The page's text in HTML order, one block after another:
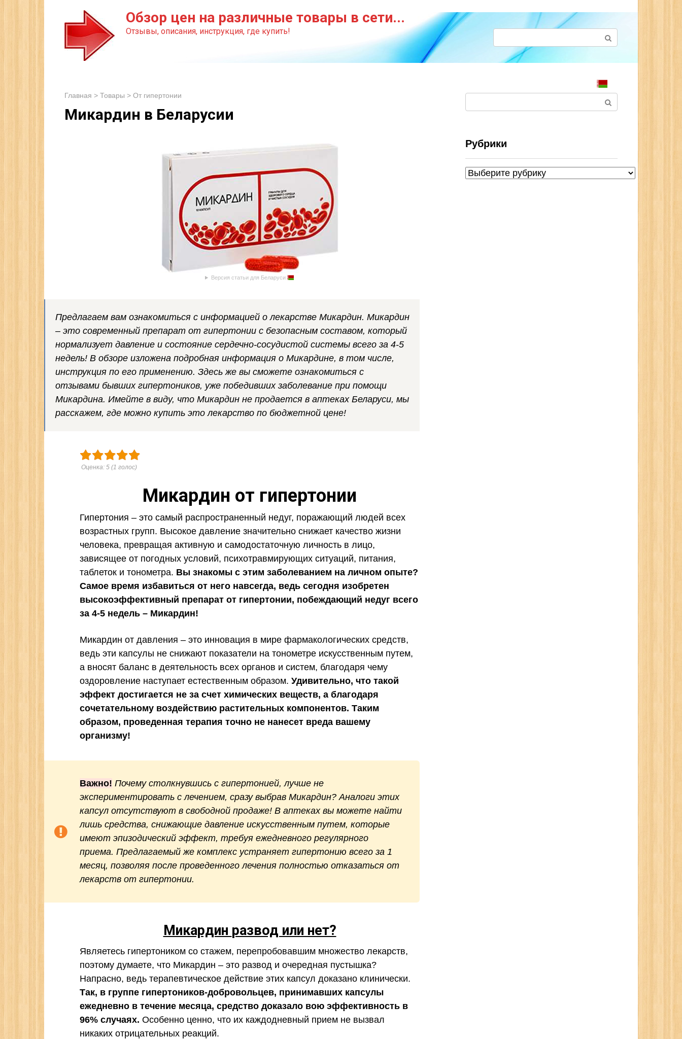
Обзор цен на различные товары в сети...
Отзывы, описания, инструкция, где купить!
Главная > Товары > От гипертонии
Микардин в Беларусии
Версия статьи для Беларуси
Предлагаем вам ознакомиться с информацией о лекарстве Микардин. Микардин
– это современный препарат от гипертонии с безопасным составом, который
нормализует давление и состояние сердечно-сосудистой системы всего за 4-5
недель! В обзоре изложена подробная информация о Микардине, в том числе,
инструкция по его применению. Здесь же вы сможете ознакомиться с
отзывами бывших гипертоников, уже победивших заболевание при помощи
Микардина. Имейте в виду, что Микардин не продается в аптеках Беларуси, мы
расскажем, где можно купить это лекарство по бюджетной цене!
Оценка: 5 (1 голос)
Микардин от гипертонии
Гипертония – это самый распространенный недуг, поражающий людей всех
возрастных групп. Высокое давление значительно снижает качество жизни
человека, превращая активную и самодостаточную личность в лицо,
зависящее от погодных условий, психотравмирующих ситуаций, питания,
таблеток и тонометра. Вы знакомы с этим заболеванием на личном опыте?
Самое время избавиться от него навсегда, ведь сегодня изобретен
высокоэффективный препарат от гипертонии, побеждающий недуг всего
за 4-5 недель – Микардин!
Микардин от давления – это инновация в мире фармакологических средств,
ведь эти капсулы не снижают показатели на тонометре искусственным путем,
а вносят баланс в деятельность всех органов и систем, благодаря чему
оздоровление наступает естественным образом. Удивительно, что такой
эффект достигается не за счет химических веществ, а благодаря
сочетательному воздействию растительных компонентов. Таким
образом, проведенная терапия точно не нанесет вреда вашему
организму!
Важно! Почему столкнувшись с гипертонией, лучше не
экспериментировать с лечением, сразу выбрав Микардин? Аналоги этих
капсул отсутствуют в свободной продаже! В аптеках вы можете найти
лишь средства, снижающие давление искусственным путем, которые
имеют эпизодический эффект, требуя ежедневного регулярного
приема. Предлагаемый же комплекс устраняет гипертонию всего за 1
месяц, позволяя после проведенного лечения полностью отказаться от
лекарств от гипертонии.
Микардин развод или нет?
Являетесь гипертоником со стажем, перепробовавшим множество лекарств,
поэтому думаете, что Микардин – это развод и очередная пустышка?
Напрасно, ведь терапевтическое действие этих капсул доказано клинически.
Так, в группе гипертоников-добровольцев, принимавших капсулы
ежедневно в течение месяца, средство доказало вою эффективность в
96% случаях. Особенно ценно, что их каждодневный прием не вызвал
никаких отрицательных реакций.
Рубрики
Рубрики